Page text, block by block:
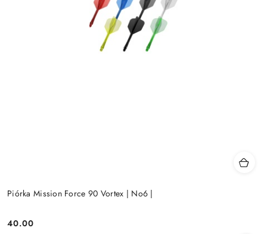
Piórka Mission Force 90 Vortex | No6 |
Cena:
40.00